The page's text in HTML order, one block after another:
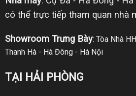
có thể trực tiếp tham quan nhà
Showroom Trưng Bày: Tòa Nhà
Thanh Hà - Hà Đông - Hà Nội
TẠI HẢI PHÒNG